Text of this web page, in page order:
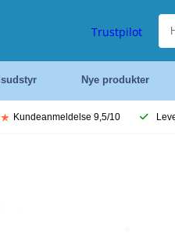
Trustpilot
Nye produkter
Kundeanmeldelse 9,5/10